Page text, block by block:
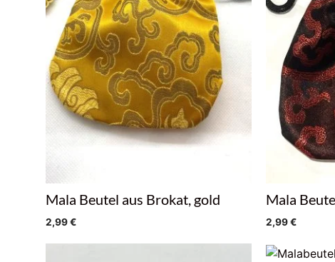
Mala Beutel aus Brokat, gold
2,99€
Mala
2,99€